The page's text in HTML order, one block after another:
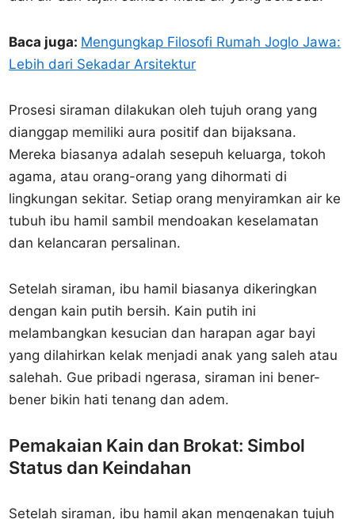
Baca juga: Mengungkap Filosofi Rumah Joglo Jawa:
Lebih dari Sekadar Arsitektur
Prosesi siraman dilakukan oleh tujuh orang yang
dianggap memiliki aura positif dan bijaksana.
Mereka biasanya adalah sesepuh keluarga, tokoh
agama, atau orang-orang yang dihormati di
lingkungan sekitar. Setiap orang menyiramkan air ke
tubuh ibu hamil sambil mendoakan keselamatan
dan kelancaran persalinan.
Setelah siraman, ibu hamil biasanya dikeringkan
dengan kain putih bersih. Kain putih ini
melambangkan kesucian dan harapan agar bayi
yang dilahirkan kelak menjadi anak yang saleh atau
salehah. Gue pribadi ngerasa, siraman ini bener-
bener bikin hati tenang dan adem.
Pemakaian Kain dan Brokat: Simbol
Status dan Keindahan
Setelah siraman, ibu hamil akan mengenakan tujuh